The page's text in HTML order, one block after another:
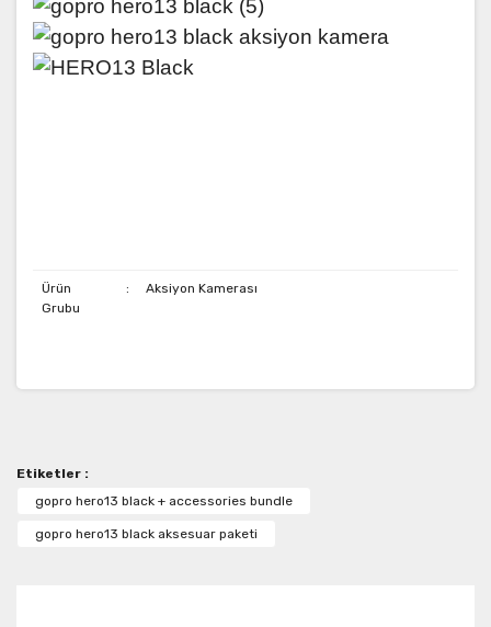
Ürün
Grubu
: Aksiyon Kamerası
Ürün resmi kalitesiz, bozuk veya görüntülenemiyor.
Ürün açıklamasında eksik bilgiler bulunuyor.
Etiketler :
gopro hero13 black + accessories bundle
gopro hero13 black aksesuar paketi